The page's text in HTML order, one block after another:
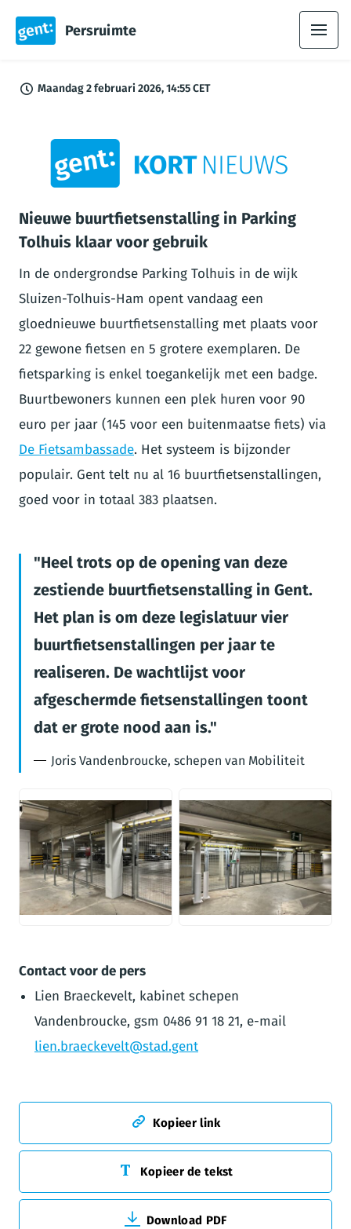
Persruimte
Maandag 2 februari 2026, 14:55 CET
PNG
Nieuwe buurtfietsenstalling in Parking
Tolhuis klaar voor gebruik
In de ondergrondse Parking Tolhuis in de wijk
Sluizen-Tolhuis-Ham opent vandaag een
gloednieuwe buurtfietsenstalling met plaats voor
22 gewone fietsen en 5 grotere exemplaren. De
fietsparking is enkel toegankelijk met een badge.
Buurtbewoners kunnen een plek huren voor 90
euro per jaar (145 voor een buitenmaatse fiets) via
De Fietsambassade. Het systeem is bijzonder
populair. Gent telt nu al 16 buurtfietsenstallingen,
goed voor in totaal 383 plaatsen.
Heel trots op de opening van deze
zestiende buurtfietsenstalling in Gent.
Het plan is om deze legislatuur vier
buurtfietsenstallingen per jaar te
realiseren. De wachtlijst voor
afgeschermde fietsenstallingen toont
dat er grote nood aan is.
Joris Vandenbroucke, schepen van Mobiliteit
JPG JPG
Contact voor de pers
Lien Braeckevelt, kabinet schepen
Vandenbroucke, gsm 0486 91 18 21, e-mail
lien.braeckevelt@stad.gent
Kopieer link
Kopieer de tekst
Download PDF